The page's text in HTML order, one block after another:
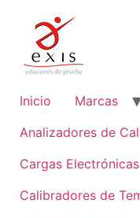
contenido
Inicio Marcas
Analizadores de
Cargas Electrónicas
Calibradores de